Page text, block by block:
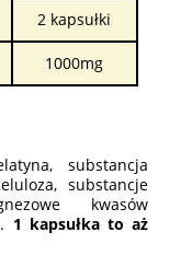
2 kapsułki
1000mg
substancja
substancje
kwasów
1 kapsułka to aż